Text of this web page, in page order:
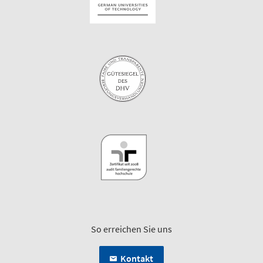
So erreichen Sie uns
Kontakt